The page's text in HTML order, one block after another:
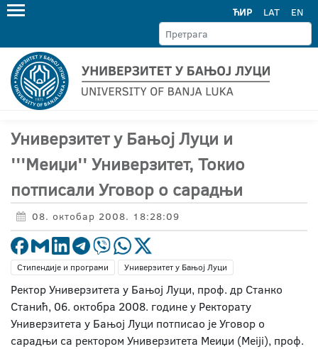
ЋИР LAT EN
Универзитет у Бањој Луци и
'''Меиџи'' Универзитет, Токио
потписали Уговор о сарадњи
08. октобар 2008. 18:28:09
Стипендије и програми Универзитет у Бањој Луци
Ректор Универзитета у Бањој Луци, проф. др Станко
Станић, 06. октобра 2008. године у Ректорату
Универзитета у Бањој Луци потписао је Уговор о
сарадњи са ректором Универзитета Меиџи (Meiji), проф.